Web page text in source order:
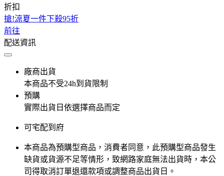
折扣
搶!涼夏一件下殺95折
前往
配送資訊
廠商出貨
本商品不受24h到貨限制
預購
實際出貨日依選擇商品而定
可宅配到府
本商品為預購型商品，消費者同意，此預購型商品發生
缺貨或貨源不足等情形，​致網路家庭無法出貨時，本公
司得取消訂單退還款項或調整商品出貨日。